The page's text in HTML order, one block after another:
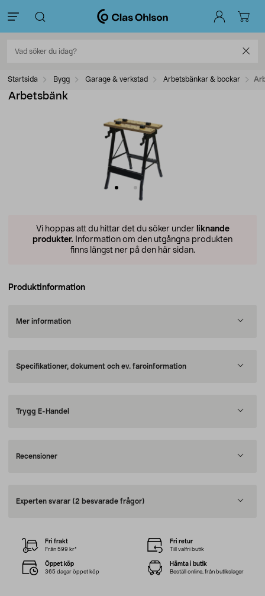
Startsida Bygg Garage & verkstad Arbetsbänkar & bockar
Arbetsbänk
Vi hoppas att du hittar det du söker under liknande
produkter. Information om den utgångna produkten
finns längst ner på den här sidan.
Produktinformation
Mer information
Specifikationer, dokument och ev. faroinformation
Trygg E-Handel
Recensioner
Experten svarar (2 besvarade frågor)
Fri frakt
Från 599 kr*
Fri retur
Till valfri butik
Öppet köp
365 dagar öppet köp
Hämta i butik
Beställ online, från butikslager